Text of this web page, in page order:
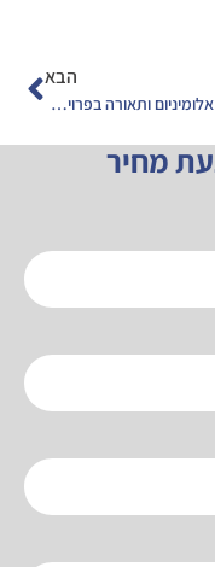
הבא
פתרונות אלומיניום ותאורה בפרויקטים מודרניים – שילוב של עיצוב, איכות וחדשנות
מחיר